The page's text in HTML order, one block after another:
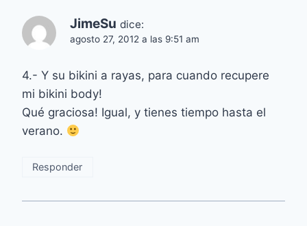
JimeSu dice:
agosto 27, 2012 a las 9:51 am
4.- Y su bikini a rayas, para cuando recupere
mi bikini body!
Qué graciosa! Igual, y tienes tiempo hasta el
verano.
Responder